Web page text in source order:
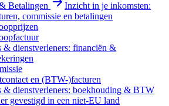
Betalingen
Inzicht in je inkomsten:
commissie en betalingen
& dienstverleners: financiën &
en (BTW-)facturen
& dienstverleners: boekhouding & BTW
gevestigd in een niet-EU land